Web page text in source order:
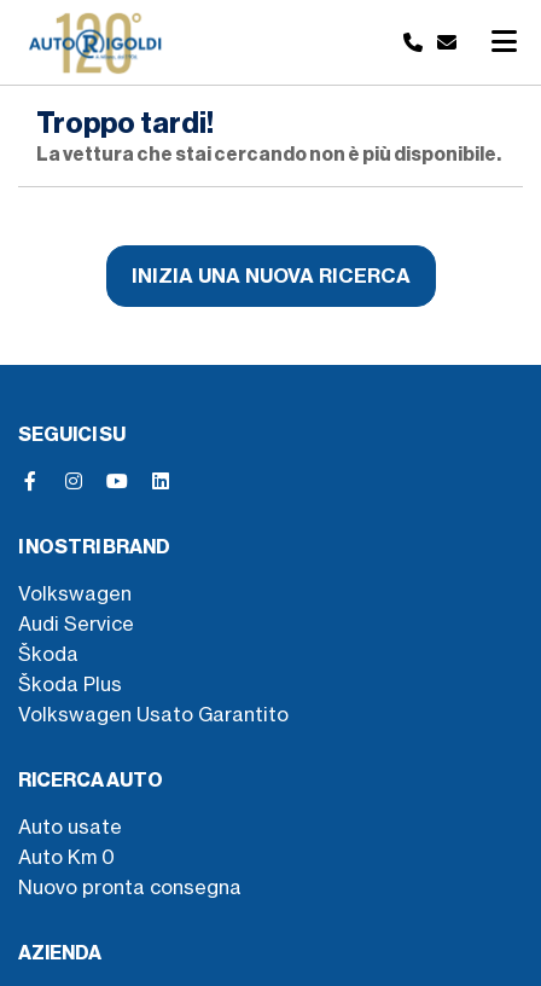
Troppo tardi!
La vettura che stai cercando non è più disponibile.
INIZIA UNA NUOVA RICERCA
SEGUICI SU
I NOSTRI BRAND
Volkswagen
Audi Service
Škoda
Škoda Plus
Volkswagen Usato Garantito
RICERCA AUTO
Auto usate
Auto Km 0
Nuovo pronta consegna
AZIENDA